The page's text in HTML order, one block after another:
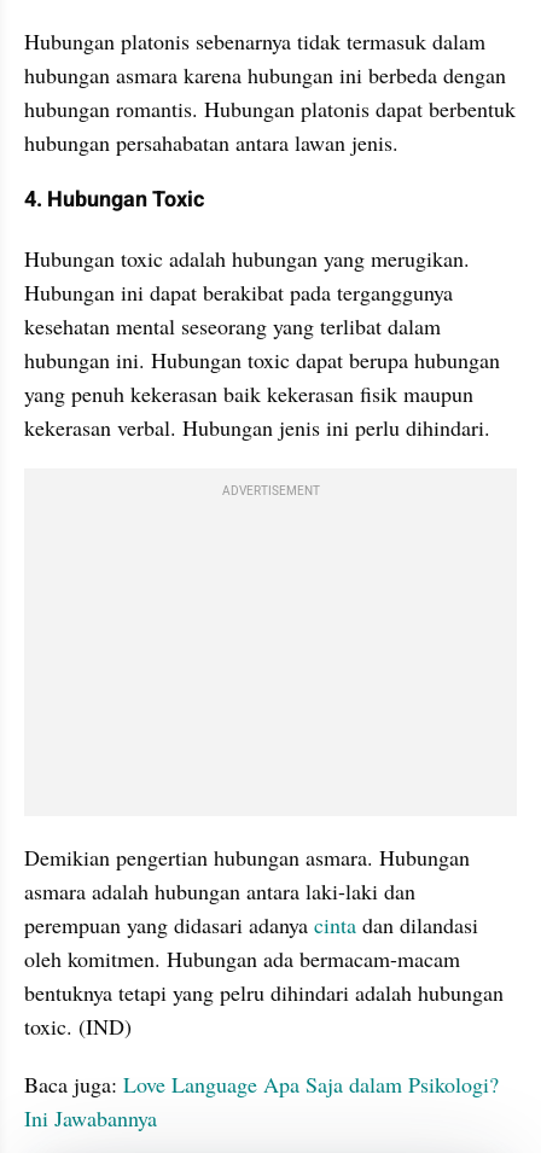
Hubungan platonis sebenarnya tidak termasuk dalam
hubungan asmara karena hubungan ini berbeda dengan
hubungan romantis. Hubungan platonis dapat berbentuk
hubungan persahabatan antara lawan jenis.
4. Hubungan Toxic
Hubungan toxic adalah hubungan yang merugikan.
Hubungan ini dapat berakibat pada terganggunya
kesehatan mental seseorang yang terlibat dalam
hubungan ini. Hubungan toxic dapat berupa hubungan
yang penuh kekerasan baik kekerasan fisik maupun
kekerasan verbal. Hubungan jenis ini perlu dihindari.
ADVERTISEMENT
Demikian pengertian hubungan asmara. Hubungan
asmara adalah hubungan antara laki-laki dan
perempuan yang didasari adanya cinta dan dilandasi
oleh komitmen. Hubungan ada bermacam-macam
bentuknya tetapi yang pelru dihindari adalah hubungan
toxic. (IND)
Baca juga: Love Language Apa Saja dalam Psikologi?
Ini Jawabannya